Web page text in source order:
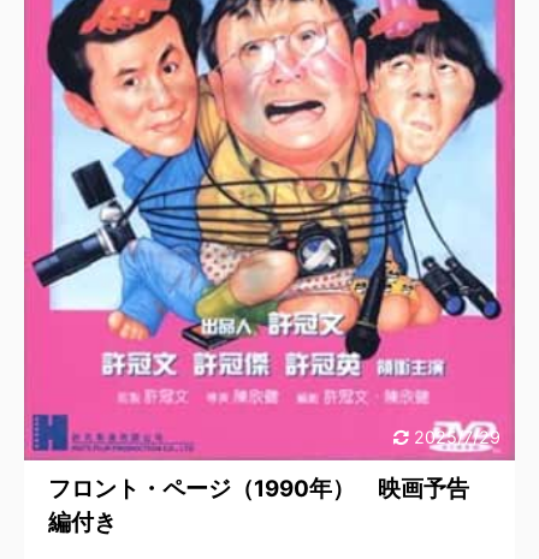
2025/7/29
フロント・ページ（1990年） 映画予告
編付き